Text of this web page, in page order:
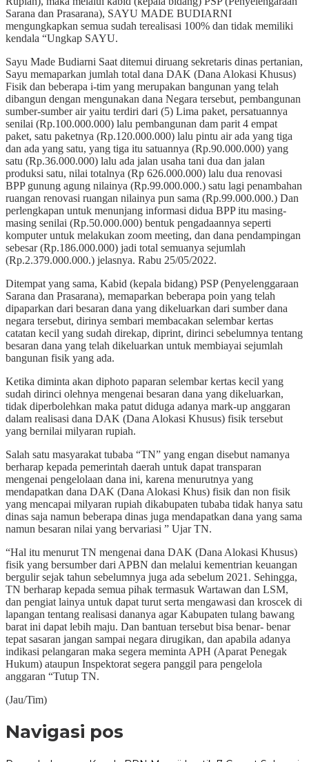
Sarana dan Prasarana), SAYU MADE BUDIARNI
mengungkapkan semua sudah terealisasi 100% dan tidak memiliki
kendala “Ungkap SAYU.
Sayu Made Budiarni Saat ditemui diruang sekretaris dinas pertanian,
Sayu memaparkan jumlah total dana DAK (Dana Alokasi Khusus)
Fisik dan beberapa i-tim yang merupakan bangunan yang telah
dibangun dengan mengunakan dana Negara tersebut, pembangunan
sumber-sumber air yaitu terdiri dari (5) Lima paket, persatuannya
senilai (Rp.100.000.000) lalu pembangunan dam parit 4 empat
paket, satu paketnya (Rp.120.000.000) lalu pintu air ada yang tiga
dan ada yang satu, yang tiga itu satuannya (Rp.90.000.000) yang
satu (Rp.36.000.000) lalu ada jalan usaha tani dua dan jalan
produksi satu, nilai totalnya (Rp 626.000.000) lalu dua renovasi
BPP gunung agung nilainya (Rp.99.000.000.) satu lagi penambahan
ruangan renovasi ruangan nilainya pun sama (Rp.99.000.000.) Dan
perlengkapan untuk menunjang informasi didua BPP itu masing-
masing senilai (Rp.50.000.000) bentuk pengadaannya seperti
komputer untuk melakukan zoom meeting, dan dana pendampingan
sebesar (Rp.186.000.000) jadi total semuanya sejumlah
(Rp.2.379.000.000.) jelasnya. Rabu 25/05/2022.
Ditempat yang sama, Kabid (kepala bidang) PSP (Penyelenggaraan
Sarana dan Prasarana), memaparkan beberapa poin yang telah
dipaparkan dari besaran dana yang dikeluarkan dari sumber dana
negara tersebut, dirinya sembari membacakan selembar kertas
catatan kecil yang sudah direkap, diprint, dirinci sebelumnya tentang
besaran dana yang telah dikeluarkan untuk membiayai sejumlah
bangunan fisik yang ada.
Ketika diminta akan diphoto paparan selembar kertas kecil yang
sudah dirinci olehnya mengenai besaran dana yang dikeluarkan,
tidak diperbolehkan maka patut diduga adanya mark-up anggaran
dalam realisasi dana DAK (Dana Alokasi Khusus) fisik tersebut
yang bernilai milyaran rupiah.
Salah satu masyarakat tubaba “TN” yang engan disebut namanya
berharap kepada pemerintah daerah untuk dapat transparan
mengenai pengelolaan dana ini, karena menurutnya yang
mendapatkan dana DAK (Dana Alokasi Khus) fisik dan non fisik
yang mencapai milyaran rupiah dikabupaten tubaba tidak hanya satu
dinas saja namun beberapa dinas juga mendapatkan dana yang sama
namun besaran nilai yang bervariasi ” Ujar TN.
“Hal itu menurut TN mengenai dana DAK (Dana Alokasi Khusus)
fisik yang bersumber dari APBN dan melalui kementrian keuangan
bergulir sejak tahun sebelumnya juga ada sebelum 2021. Sehingga,
TN berharap kepada semua pihak termasuk Wartawan dan LSM,
dan pengiat lainya untuk dapat turut serta mengawasi dan kroscek di
lapangan tentang realisasi dananya agar Kabupaten tulang bawang
barat ini dapat lebih maju. Dan bantuan tersebut bisa benar- benar
tepat sasaran jangan sampai negara dirugikan, dan apabila adanya
indikasi pelangaran maka segera meminta APH (Aparat Penegak
Hukum) ataupun Inspektorat segera panggil para pengelola
anggaran “Tutup TN.
(Jau/Tim)
Navigasi pos